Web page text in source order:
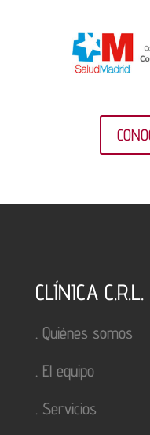
CLÍNICA C.R.L.
. Quiénes somos
. El equipo
. Servicios